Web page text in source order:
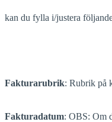
kan du fylla i/justera
Fakturarubrik: Rubrik på
Fakturadatum: OBS: Om